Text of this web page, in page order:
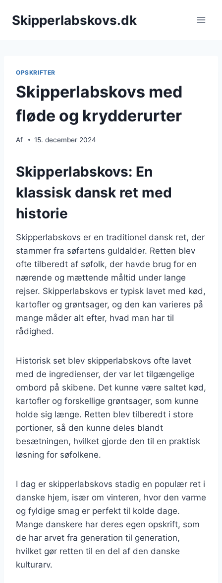
Skipperlabskovs.dk
OPSKRIFTER
Skipperlabskovs med
fløde og krydderurter
Af 15. december 2024
Skipperlabskovs: En
klassisk dansk ret med
historie
Skipperlabskovs er en traditionel dansk ret, der
stammer fra søfartens guldalder. Retten blev
ofte tilberedt af søfolk, der havde brug for en
nærende og mættende måltid under lange
rejser. Skipperlabskovs er typisk lavet med kød,
kartofler og grøntsager, og den kan varieres på
mange måder alt efter, hvad man har til
rådighed.
Historisk set blev skipperlabskovs ofte lavet
med de ingredienser, der var let tilgængelige
ombord på skibene. Det kunne være saltet kød,
kartofler og forskellige grøntsager, som kunne
holde sig længe. Retten blev tilberedt i store
portioner, så den kunne deles blandt
besætningen, hvilket gjorde den til en praktisk
løsning for søfolkene.
I dag er skipperlabskovs stadig en populær ret i
danske hjem, især om vinteren, hvor den varme
og fyldige smag er perfekt til kolde dage.
Mange danskere har deres egen opskrift, som
de har arvet fra generation til generation,
hvilket gør retten til en del af den danske
kulturarv.